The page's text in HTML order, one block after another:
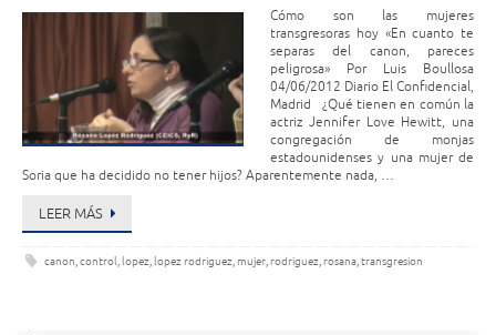
Cómo son las mujeres
transgresoras hoy «En cuanto te
separas del canon, pareces
peligrosa» Por Luis Boullosa
04/06/2012 Diario El Confidencial,
Madrid ¿Qué tienen en común la
actriz Jennifer Love Hewitt, una
congregación de monjas
estadounidenses y una mujer de
Soria que ha decidido no tener hijos? Aparentemente nada, …
LEER MÁS
canon,control,lopez,lopez rodriguez, mujer, rodriguez, rosana,transgresion